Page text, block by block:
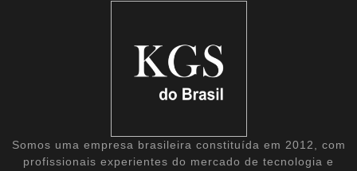
Somos uma empresa brasileira constituída em 2012, com
profissionais experientes do mercado de tecnologia e